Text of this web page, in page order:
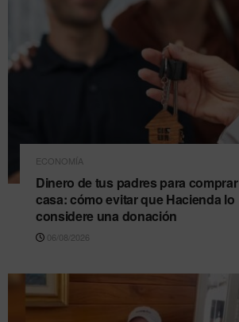
ECONOMÍA
Dinero de tus padres para comprar
casa: cómo evitar que Hacienda lo
considere una donación
06/08/2026